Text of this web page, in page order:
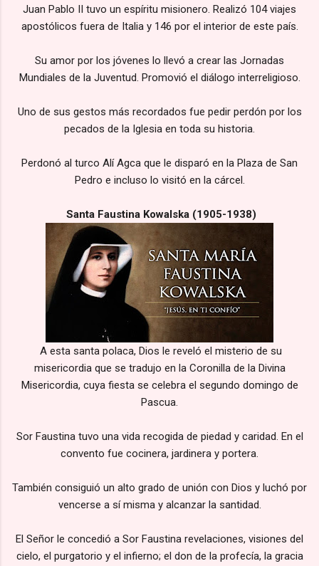
Juan Pablo II tuvo un espíritu misionero. Realizó 104 viajes
apostólicos fuera de Italia y 146 por el interior de este país.
Su amor por los jóvenes lo llevó a crear las Jornadas
Mundiales de la Juventud. Promovió el diálogo interreligioso.
Uno de sus gestos más recordados fue pedir perdón por los
pecados de la Iglesia en toda su historia.
Perdonó al turco Alí Agca que le disparó en la Plaza de San
Pedro e incluso lo visitó en la cárcel.
Santa Faustina Kowalska (1905-1938)
A esta santa polaca, Dios le reveló el misterio de su
misericordia que se tradujo en la Coronilla de la Divina
Misericordia, cuya fiesta se celebra el segundo domingo de
Pascua.
Sor Faustina tuvo una vida recogida de piedad y caridad. En el
convento fue cocinera, jardinera y portera.
También consiguió un alto grado de unión con Dios y luchó por
vencerse a sí misma y alcanzar la santidad.
El Señor le concedió a Sor Faustina revelaciones, visiones del
cielo, el purgatorio y el infierno; el don de la profecía, la gracia